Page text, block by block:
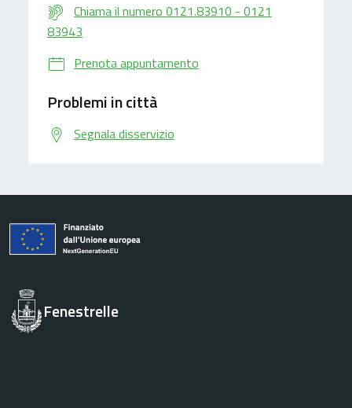
Chiama il numero 0121.83910 - 0121
83943
Prenota appuntamento
Problemi in città
Segnala disservizio
Fenestrelle